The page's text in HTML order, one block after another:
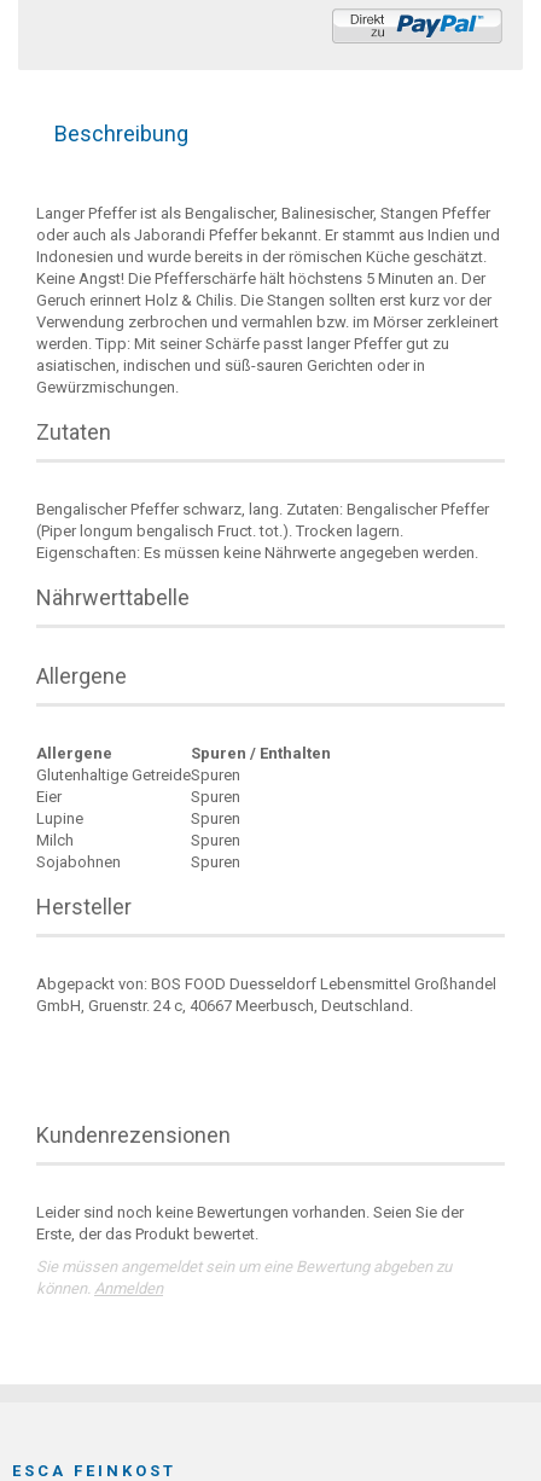
Beschreibung
Langer Pfeffer ist als Bengalischer, Balinesischer, Stangen Pfeffer
oder auch als Jaborandi Pfeffer bekannt. Er stammt aus Indien und
Indonesien und wurde bereits in der römischen Küche geschätzt.
Keine Angst! Die Pfefferschärfe hält höchstens 5 Minuten an. Der
Geruch erinnert Holz & Chilis. Die Stangen sollten erst kurz vor der
Verwendung zerbrochen und vermahlen bzw. im Mörser zerkleinert
werden. Tipp: Mit seiner Schärfe passt langer Pfeffer gut zu
asiatischen, indischen und süß-sauren Gerichten oder in
Gewürzmischungen.
Zutaten
Bengalischer Pfeffer schwarz, lang. Zutaten: Bengalischer Pfeffer
(Piper longum bengalisch Fruct. tot.). Trocken lagern.
Eigenschaften: Es müssen keine Nährwerte angegeben werden.
Nährwerttabelle
Allergene
Allergene
Spuren / Enthalten
Glutenhaltige GetreideSpuren
Eier
Spuren
Lupine
Spuren
Milch
Spuren
Sojabohnen
Spuren
Hersteller
Abgepackt von: BOS FOOD Duesseldorf Lebensmittel Großhandel
GmbH, Gruenstr. 24 c, 40667 Meerbusch, Deutschland.
Kundenrezensionen
Leider sind noch keine Bewertungen vorhanden. Seien Sie der
Erste, der das Produkt bewertet.
Sie müssen angemeldet sein um eine Bewertung abgeben zu
können. Anmelden
ESCA FEINKOST